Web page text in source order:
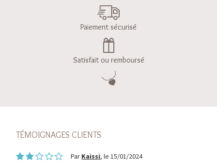
Paiement sécurisé
Satisfait ou remboursé
TÉMOIGNAGES CLIENTS
Par Kaissi, le 15/01/2024